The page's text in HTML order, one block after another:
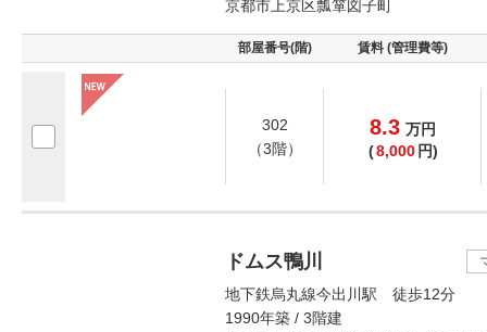
京都市上京区瓢箪図子町
部屋番号(階) 賃料 (管理費等)
302
（3階）
8.3 万円
(8,000 円)
ドムス鴨川
地下鉄烏丸線今出川駅 徒歩12分
1990年築 / 3階建